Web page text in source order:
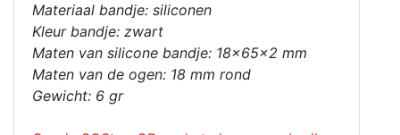
Materiaal bandje: siliconen
Kleur bandje: zwart
Maten van silicone bandje: 18x65x2 mm
Maten van de ogen: 18 mm rond
Gewicht: 6 gr